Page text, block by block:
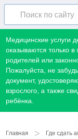
Медицинские услуги
оказываются только в
родителей или
Пожалуйста, не
документ,
взрослого, а также
ребёнка.
Главная > Где сдать